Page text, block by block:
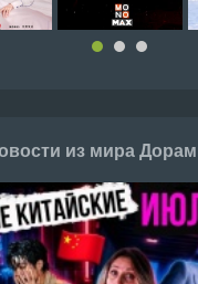
из мира Дорам